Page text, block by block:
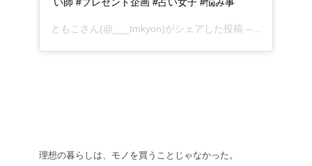
い師 #プレゼント企画 #占い女子 #悩み事
ともこ さん(@___tmkyon)がシェアした投稿 – 2019年 4月
理想の暮らしは、モノを買うことじゃなかった。